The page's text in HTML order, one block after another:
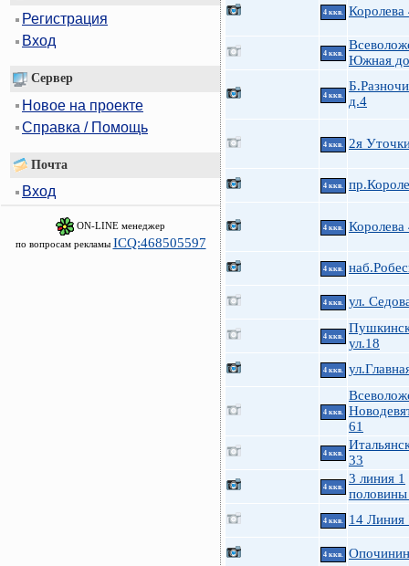
Регистрация
Вход
Сервер
Новое на проекте
Справка / Помощь
Почта
Вход
ON-LINE менеджер
по вопросам рекламы ICQ:468505597
4 ккв. Королева
4 ккв.
Южная
4 ккв.
д.4
4 ккв. 2я
4 ккв.
4 ккв. Королева
4 ккв.
4 ккв. ул.
4 ккв.
ул.18
4 ккв.
4 ккв.
61
4 ккв.
33
4 ккв.
3 линия 1
4 ккв. 14 Линия
4 ккв.